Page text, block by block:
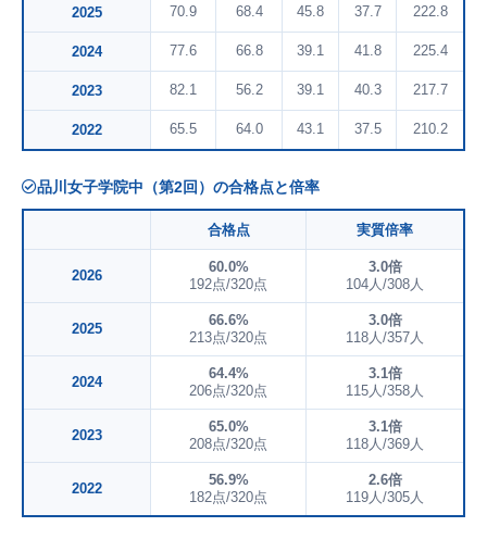
2025 70.9 68.4 45.8 37.7 222.8
2024 77.6 66.8 39.1 41.8 225.4
2023 82.1 56.2 39.1 40.3 217.7
2022 65.5 64.0 43.1 37.5 210.2
品川女子学院中（第2回）の合格点と倍率
合格点 実質倍率
2026
60.0%
192点/320点
3.0倍
104人/308人
2025
66.6%
213点/320点
3.0倍
118人/357人
2024
64.4%
206点/320点
3.1倍
115人/358人
2023
65.0%
208点/320点
3.1倍
118人/369人
2022
56.9%
182点/320点
2.6倍
119人/305人